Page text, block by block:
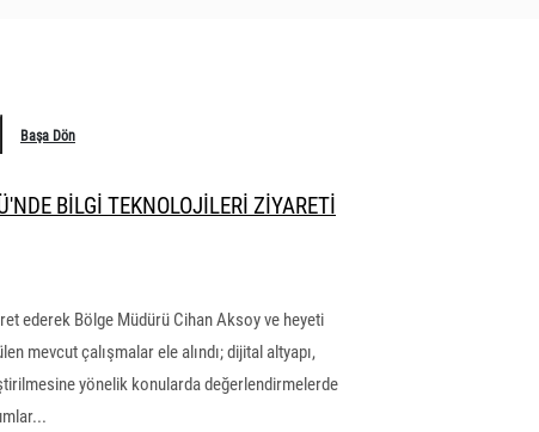
Başa Dön
BİLGİ TEKNOLOJİLERİ ZİYARETİ
ederek Bölge Müdürü Cihan Aksoy ve heyeti
mevcut çalışmalar ele alındı; dijital altyapı,
yönelik konularda değerlendirmelerde